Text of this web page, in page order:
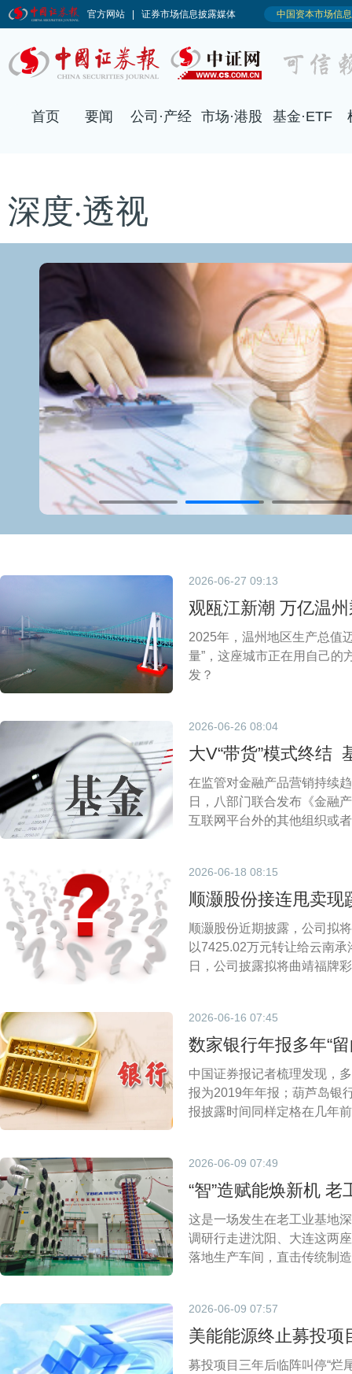
深度·透视
2026-06-27 09:13
观瓯江新潮 万亿温州
2025年，温州地区生产总值
量”，这座城市正在用自己的
发？
2026-06-26 08:04
大V“带货”模式终结
在监管对金融产品营销持续
日，八部门联合发布《金融
互联网平台外的其他组织或
2026-06-18 08:15
顺灏股份接连甩卖现
顺灏股份近期披露，公司拟
以7425.02万元转让给云南
日，公司披露拟将曲靖福牌
2026-06-16 07:45
数家银行年报多年“
中国证券报记者梳理发现，
报为2019年年报；葫芦岛银
报披露时间同样定格在几年
2026-06-09 07:49
“智”造赋能焕新机
这是一场发生在老工业基地
调研行走进沈阳、大连这两
落地生产车间，直击传统制
2026-06-09 07:57
美能能源终止募投项
募投项目三年后临阵叫停“烂